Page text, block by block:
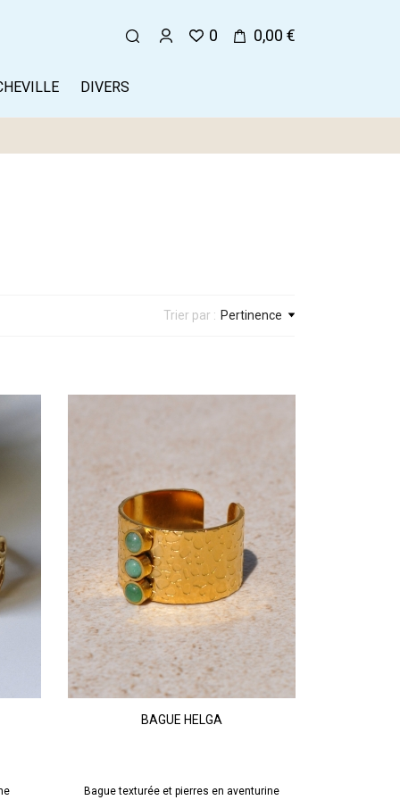
0 0,00 €
DIVERS
Trier par : Pertinence
BAGUE HELGA
Bague texturée et pierres en aventurine
Doré
Vert
Aventurine
AJOUTER AU PANIER